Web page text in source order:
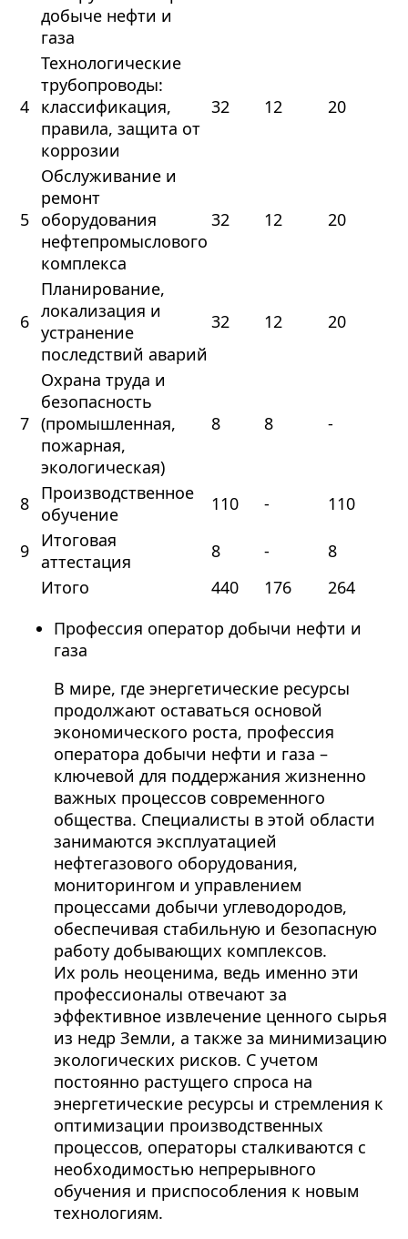
добыче нефти и
газа
4
Технологические
трубопроводы:
классификация,
правила, защита от
коррозии
32 12 20
5
Обслуживание и
ремонт
оборудования
нефтепромыслового
комплекса
32 12 20
6
Планирование,
локализация и
устранение
последствий аварий
32 12 20
7
Охрана труда и
безопасность
(промышленная,
пожарная,
экологическая)
8 8 -
8 Производственное
обучение
110 - 110
9 Итоговая
аттестация
8 -
8
Итого
440 176
264
Профессия оператор добычи нефти и
газа
В мире, где энергетические ресурсы
продолжают оставаться основой
экономического роста, профессия
оператора добычи нефти и газа –
ключевой для поддержания жизненно
важных процессов современного
общества. Специалисты в этой области
занимаются эксплуатацией
нефтегазового оборудования,
мониторингом и управлением
процессами добычи углеводородов,
обеспечивая стабильную и безопасную
работу добывающих комплексов.
Их роль неоценима, ведь именно эти
профессионалы отвечают за
эффективное извлечение ценного сырья
из недр Земли, а также за минимизацию
экологических рисков. С учетом
постоянно растущего спроса на
энергетические ресурсы и стремления к
оптимизации производственных
процессов, операторы сталкиваются с
необходимостью непрерывного
обучения и приспособления к новым
технологиям.